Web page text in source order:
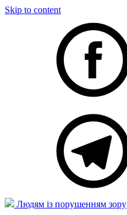
Skip to content
Людям із порушенням зору